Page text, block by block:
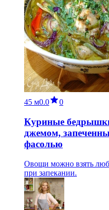
45 м0.0 0
Куриные
джемом,
фасолью
Овощи можно взять
при запекании.